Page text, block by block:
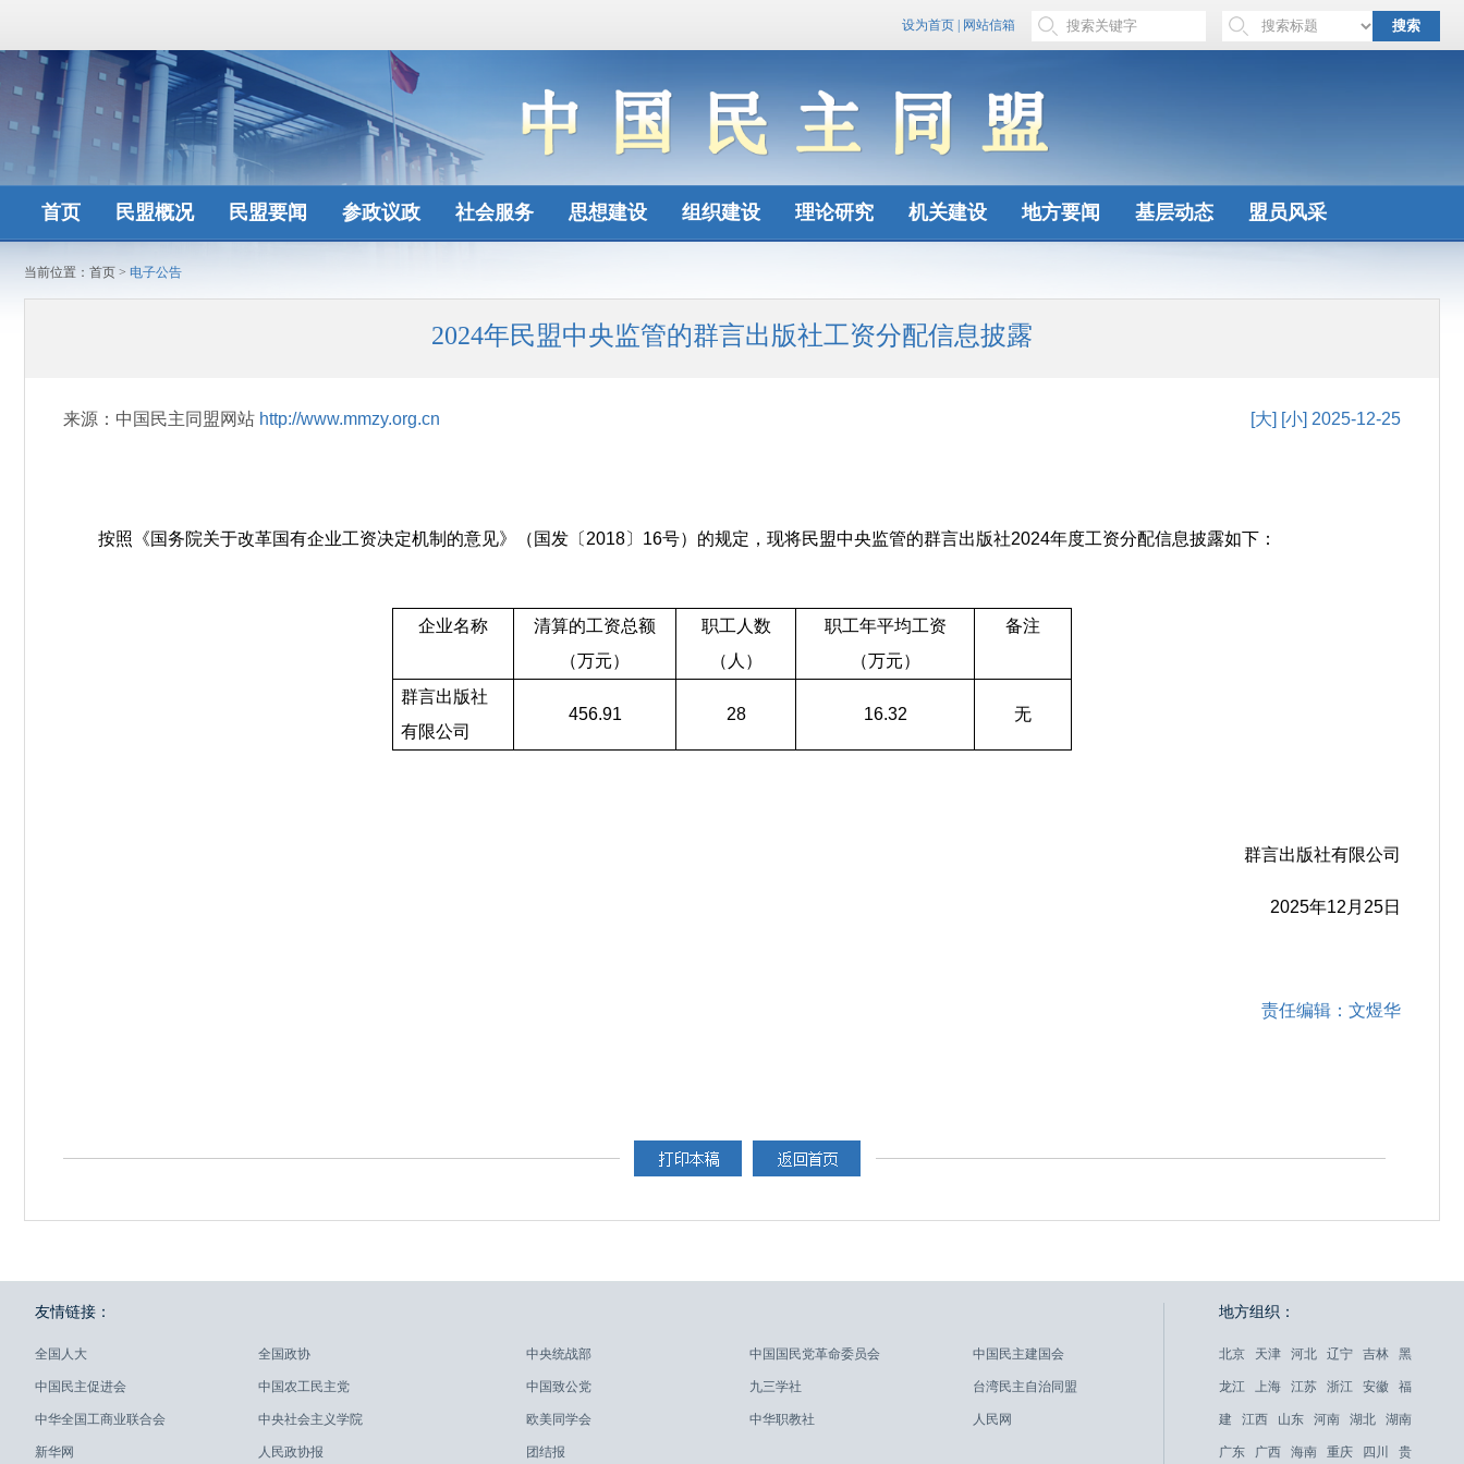
设为首页 网站信箱 搜索
首页 民盟概况 民盟要闻 参政议政 社会服务 思想建设 组织建设 理论研究 机关建设 地方要闻 基层动态 盟员风采
当前位置： 首页 > 电子公告
2024年民盟中央监管的群言出版社工资分配信息披露
来源：中国民主同盟网站 http://www.mmzy.org.cn [大] [小] 2025-12-25
按照《国务院关于改革国有企业工资决定机制的意见》（国发〔2018〕16号）的规定，现将民盟中央监管的群言出版社2024年度工资分配信息披露如下：
企业名称
清算的工资总额
（万元）
职工人数
（人）
职工年平均工资
（万元）
备注
群言出版社
有限公司
456.91 28 16.32 无
群言出版社有限公司
2025年12月25日
责任编辑：文煜华
友情链接：
全国人大
中国民主促进会
中华全国工商业联合会
新华网
全国政协
中国农工民主党
中央社会主义学院
人民政协报
中央统战部
中国致公党
欧美同学会
团结报
中国国民党革命委员会
九三学社
中华职教社
中国民主建国会
台湾民主自治同盟
人民网
地方组织：
北京 天津 河北 辽宁 吉林 黑
龙江 上海 江苏 浙江 安徽 福
建 江西 山东 河南 湖北 湖南
广东 广西 海南 重庆 四川 贵